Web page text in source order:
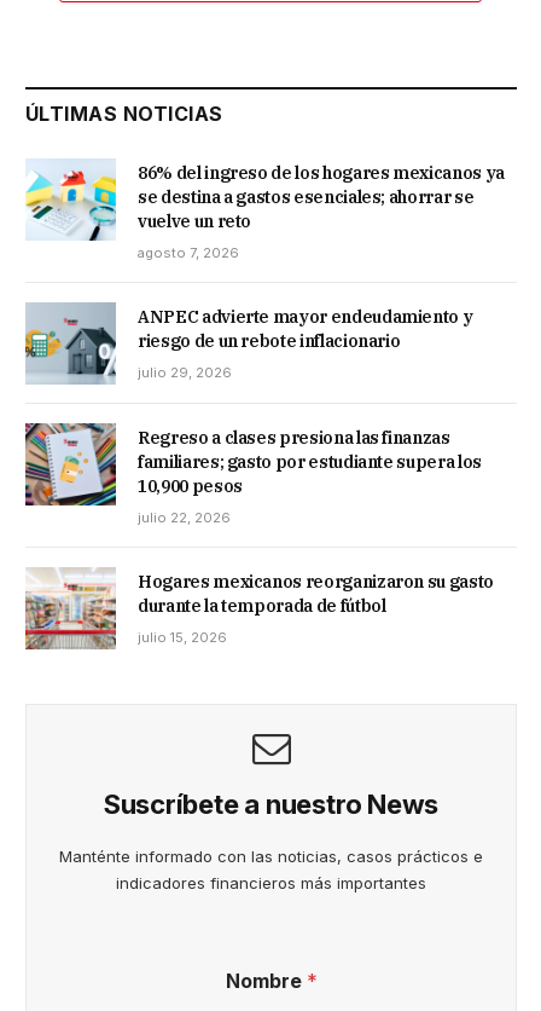
ÚLTIMAS NOTICIAS
86% del ingreso de los hogares mexicanos ya
se destina a gastos esenciales; ahorrar se
vuelve un reto
agosto 7, 2026
ANPEC advierte mayor endeudamiento y
riesgo de un rebote inflacionario
julio 29, 2026
Regreso a clases presiona las finanzas
familiares; gasto por estudiante supera los
10,900 pesos
julio 22, 2026
Hogares mexicanos reorganizaron su gasto
durante la temporada de fútbol
julio 15, 2026
Suscríbete a nuestro News
Manténte informado con las noticias, casos prácticos e
indicadores financieros más importantes
Nombre *